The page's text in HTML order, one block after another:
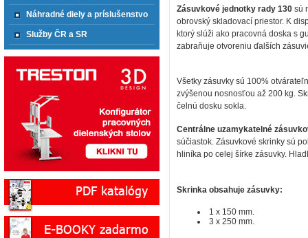
Zásuvkové jednotky rady 130 sú
obrovský skladovací priestor. K
ktorý slúži ako pracovná doska s
zabraňuje otvoreniu ďalších
Všetky zásuvky sú 100%
zvýšenou nosnosťou až 200 kg.
čelnú dosku sokla.
Centrálne uzamykatelné
súčiastok. Zásuvkové skrinky sú
hliníka po celej šírke zásuvky.
Skrinka obsahuje zásuvky:
1 x 150 mm.
3 x 250 mm.
Náhradné diely a príslušenstvo
Služby ČR a SR